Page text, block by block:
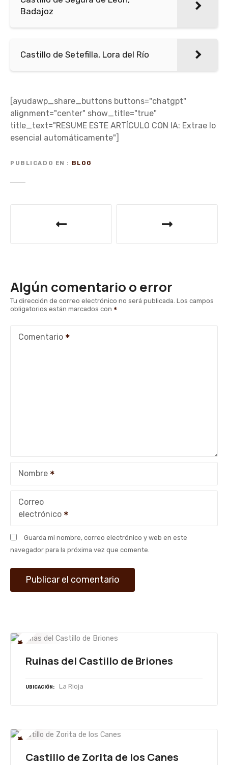
Badajoz
Castillo de Setefilla, Lora del Río
[ayudawp_share_buttons buttons="chatgpt"
alignment="center" show_title="true"
title_text="RESUME ESTE ARTÍCULO CON IA: Extrae lo
esencial automáticamente"]
PUBLICADO EN BLOG
g
a
n
a
d
a
Algún comentario o error
Tu dirección de correo electrónico no será publicada. Los campos
obligatorios están marcados con
Comentario
Nombre
Correo
electrónico
Guarda mi nombre, correo electrónico y web en este
navegador para la próxima vez que comente.
Ruinas del Castillo de Briones
UBICACIÓN La Rioja
Castillo de Zorita de los Canes